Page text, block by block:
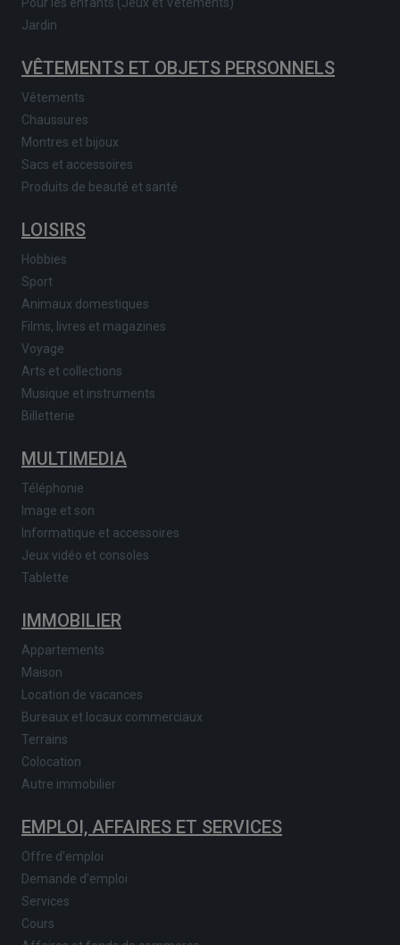
Jardin
VÊTEMENTS ET OBJETS PERSONNELS
Vêtements
Chaussures
Montres et bijoux
Sacs et accessoires
Produits de beauté et santé
LOISIRS
Hobbies
Sport
Animaux domestiques
Films, livres et magazines
Voyage
Arts et collections
Musique et instruments
Billetterie
MULTIMEDIA
Téléphonie
Image et son
Informatique et accessoires
Jeux vidéo et consoles
Tablette
IMMOBILIER
Appartements
Maison
Location de vacances
Bureaux et locaux commerciaux
Terrains
Colocation
Autre immobilier
EMPLOI, AFFAIRES ET SERVICES
Offre d'emploi
Demande d'emploi
Services
Cours